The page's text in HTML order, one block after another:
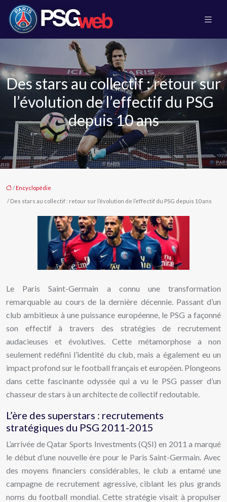
Des stars au collectif : retour sur
l’évolution de l’effectif du PSG
depuis 10 ans
/Encyclopédie
/ Des stars au collectif : retour sur l’évolution de l’effectif du PSG depuis 10 ans
Le Paris Saint-Germain a connu une transformation
remarquable au cours de la dernière décennie. Passant d’un
club ambitieux à une puissance européenne, le PSG a façonné
son effectif à travers des stratégies de recrutement
audacieuses et évolutives. Cette métamorphose a non
seulement redéfini l’identité du club, mais a également eu un
impact profond sur le football français et européen. Plongeons
dans cette fascinante odyssée qui a vu le PSG passer d’un
chasseur de stars à un architecte de collectif redoutable.
L’ère des superstars : recrutements
stratégiques du PSG 2011-2015
L’arrivée de Qatar Sports Investments (QSI) en 2011 a marqué
le début d’une nouvelle ère pour le Paris Saint-Germain. Avec
des moyens financiers considérables, le club a entamé une
campagne de recrutement agressive, ciblant les plus grands
noms du football mondial. Cette stratégie visait à propulser